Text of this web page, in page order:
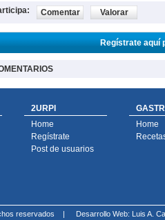
Comentar Valorar
Regístrate aquí
2URPI
Home
Regístrate
Post de usuarios
Home
reservados | Desarrollo Web: Luis